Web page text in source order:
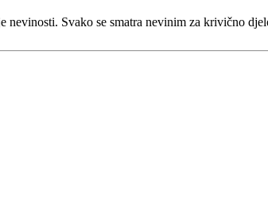
Svako se smatra nevinim za krivično